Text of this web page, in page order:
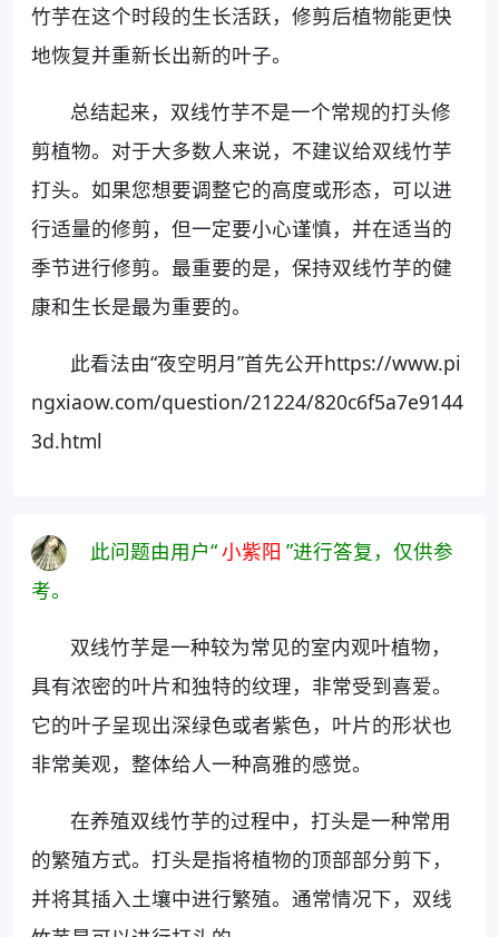
竹芋在这个时段的生长活跃，修剪后植物能更快
地恢复并重新长出新的叶子。
总结起来，双线竹芋不是一个常规的打头修
剪植物。对于大多数人来说，不建议给双线竹芋
打头。如果您想要调整它的高度或形态，可以进
行适量的修剪，但一定要小心谨慎，并在适当的
季节进行修剪。最重要的是，保持双线竹芋的健
康和生长是最为重要的。
此看法由“夜空明月”首先公开https://www.pi
ngxiaow.com/question/21224/820c6f5a7e9144
3d.html
此问题由用户“小紫阳 ”进行答复，仅供参
考。
双线竹芋是一种较为常见的室内观叶植物，
具有浓密的叶片和独特的纹理，非常受到喜爱。
它的叶子呈现出深绿色或者紫色，叶片的形状也
非常美观，整体给人一种高雅的感觉。
在养殖双线竹芋的过程中，打头是一种常用
的繁殖方式。打头是指将植物的顶部部分剪下，
并将其插入土壤中进行繁殖。通常情况下，双线